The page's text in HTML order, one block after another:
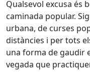
Qualsevol excusa és
caminada popular.
urbana, de curses
distàncies i per tots
una forma de gaudir
vegada que